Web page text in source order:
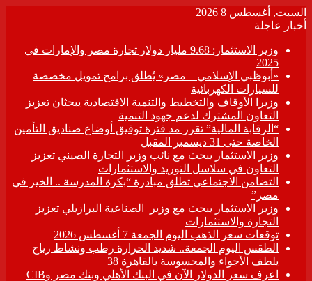
السبت, أغسطس 8 2026
أخبار عاجلة
وزير الاستثمار: 9.68 مليار دولار تجارة مصر والإمارات في
2025
«أبوظبي الإسلامي – مصر» يُطلق برامج تمويل مخصصة
للسيارات الكهربائية
وزيرا الأوقاف والتخطيط والتنمية الاقتصادية يبحثان تعزيز
التعاون المشترك لدعم جهود التنمية
“الرقابة المالية” تقرر مد فترة توفيق أوضاع صناديق التأمين
الخاصة حتى 31 ديسمبر المقبل
وزير الاستثمار يبحث مع نائب وزير التجارة الصيني تعزيز
التعاون في سلاسل التوريد والاستثمارات
التضامن الاجتماعي تطلق مبادرة “بكرة المدرسة .. الخير في
مصر”
وزير الاستثمار يبحث مع وزير الصناعية البرازيلي تعزيز
التجارة والاستثمارات
توقعات سعر الذهب اليوم الجمعة 7 أغسطس 2026
الطقس اليوم الجمعة.. شديد الحرارة رطب ونشاط رياح
يلطف الأجواء والمحسوسة بالقاهرة 38
اعرف سعر الدولار الآن في البنك الأهلي وبنك مصر وCIB